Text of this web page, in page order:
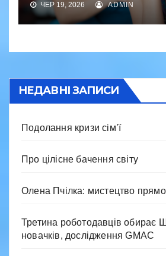
ЧЕР 19, 2026 ADMIN
НЕДАВНІ ЗАПИСИ
Подолання кризи сім’ї
Про цілісне бачення світу
Олена Пчілка: мистецтво
Третина роботодавців обирає
новачків, дослідження GMAC